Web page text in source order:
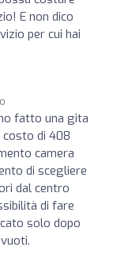
E non dico
per cui hai
fatto una gita
costo di 408
camera
di scegliere
dal centro
di fare
solo dopo